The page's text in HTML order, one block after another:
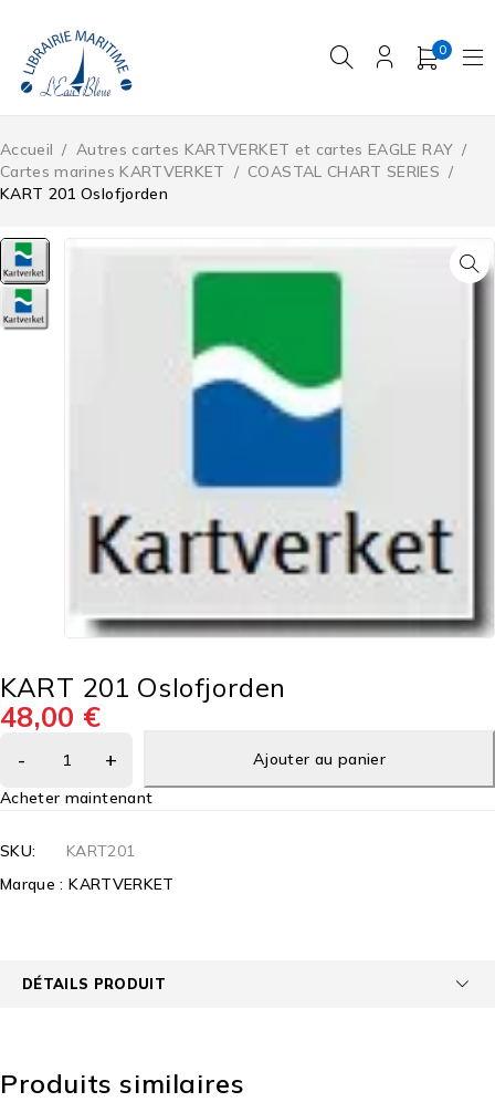
0
Accueil / Autres cartes KARTVERKET et cartes EAGLE RAY /
Cartes marines KARTVERKET / COASTAL CHART SERIES /
KART 201 Oslofjorden
KART 201 Oslofjorden
48,00 €
Ajouter au panier
Acheter maintenant
SKU:
KART201
Marque :KARTVERKET
DÉTAILS PRODUIT
Produits similaires